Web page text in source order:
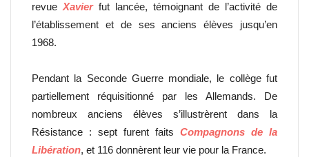
revue Xavierfut lancée, témoignant de l’activité de
l’établissement et de ses anciens élèves jusqu’en
1968.
Pendant la Seconde Guerre mondiale, le collège fut
partiellement réquisitionné par les Allemands. De
nombreux anciens élèves s’illustrèrent dans la
Résistance : sept furent faits Compagnons de la
Libération, et 116 donnèrent leur vie pour la France.